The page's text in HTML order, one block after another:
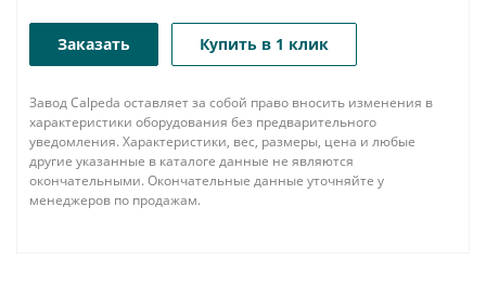
Заказать Купить в 1 клик
Завод Calpeda оставляет за собой право вносить изменения в
характеристики оборудования без предварительного
уведомления. Характеристики, вес, размеры, цена и любые
другие указанные в каталоге данные не являются
окончательными. Окончательные данные уточняйте у
менеджеров по продажам.